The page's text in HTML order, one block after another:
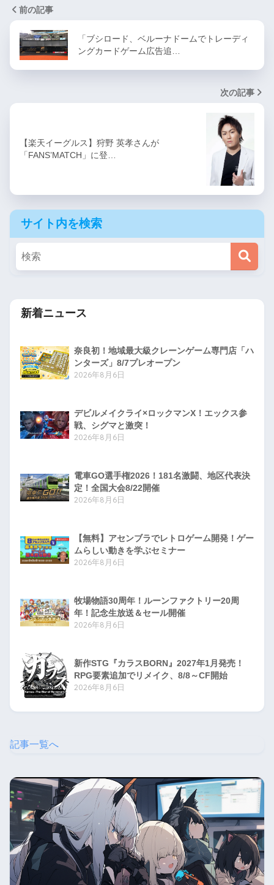
前の記事
「ブシロード、ベルーナドームでトレーディ
ングカードゲーム広告追…
次の記事
【楽天イーグルス】狩野 英孝さんが
「FANS’MATCH」に登…
サイト内を検索
新着ニュース
奈良初！地域最大級クレーンゲーム専門店「ハ
ンターズ」8/7プレオープン
2026年8月6日
デビルメイクライ×ロックマンX！エックス参
戦、シグマと激突！
2026年8月6日
電車GO選手権2026！181名激闘、地区代表決
定！全国大会8/22開催
2026年8月6日
【無料】アセンブラでレトロゲーム開発！ゲー
ムらしい動きを学ぶセミナー
2026年8月6日
牧場物語30周年！ルーンファクトリー20周
年！記念生放送＆セール開催
2026年8月6日
新作STG『カラスBORN』2027年1月発売！
RPG要素追加でリメイク、8/8～CF開始
2026年8月6日
記事一覧へ